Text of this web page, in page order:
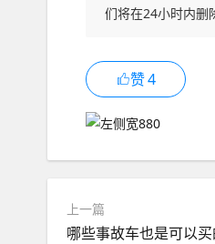
们将在24小时内删
赞4
上一篇
哪些事故车也是可以买